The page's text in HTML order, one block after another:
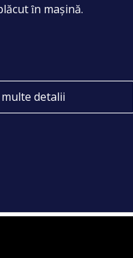
ȋn mașină.
detalii